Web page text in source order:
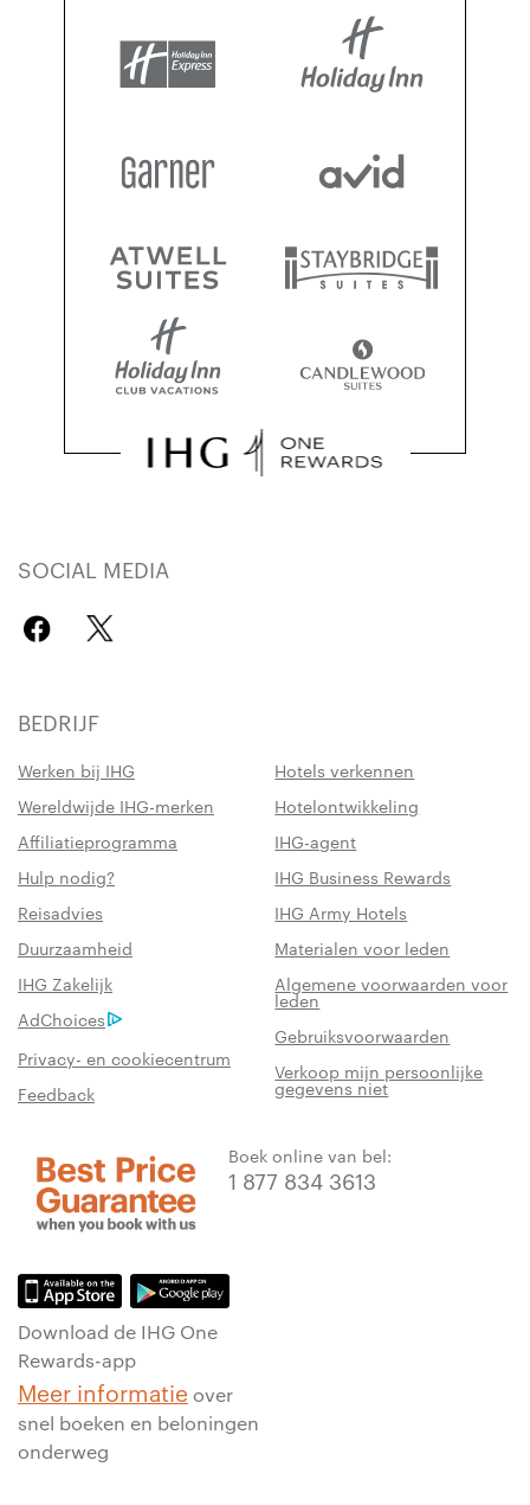
SOCIAL MEDIA
BEDRIJF
Werken bij IHG
Hotels verkennen
Wereldwijde IHG-merken
Hotelontwikkeling
Affiliatieprogramma
IHG-agent
Hulp nodig?
IHG Business Rewards
Reisadvies
IHG Army Hotels
Duurzaamheid
Materialen voor leden
IHG Zakelijk
Algemene voorwaarden voor
leden
AdChoices
Gebruiksvoorwaarden
Privacy- en cookiecentrum
Verkoop mijn persoonlijke
gegevens niet
Feedback
Boek online van bel:
1 877 834 3613
Download de IHG One
Rewards-app
Meer informatie over
snel boeken en beloningen
onderweg